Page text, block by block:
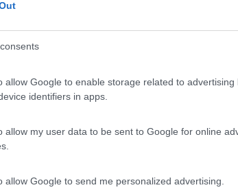
allow Google to enable storage related to advertising
identifiers in apps.
allow my user data to be sent to Google for online
allow Google to send me personalized advertising.
Posizione
(BZ) - 7.8km
8
Posizione